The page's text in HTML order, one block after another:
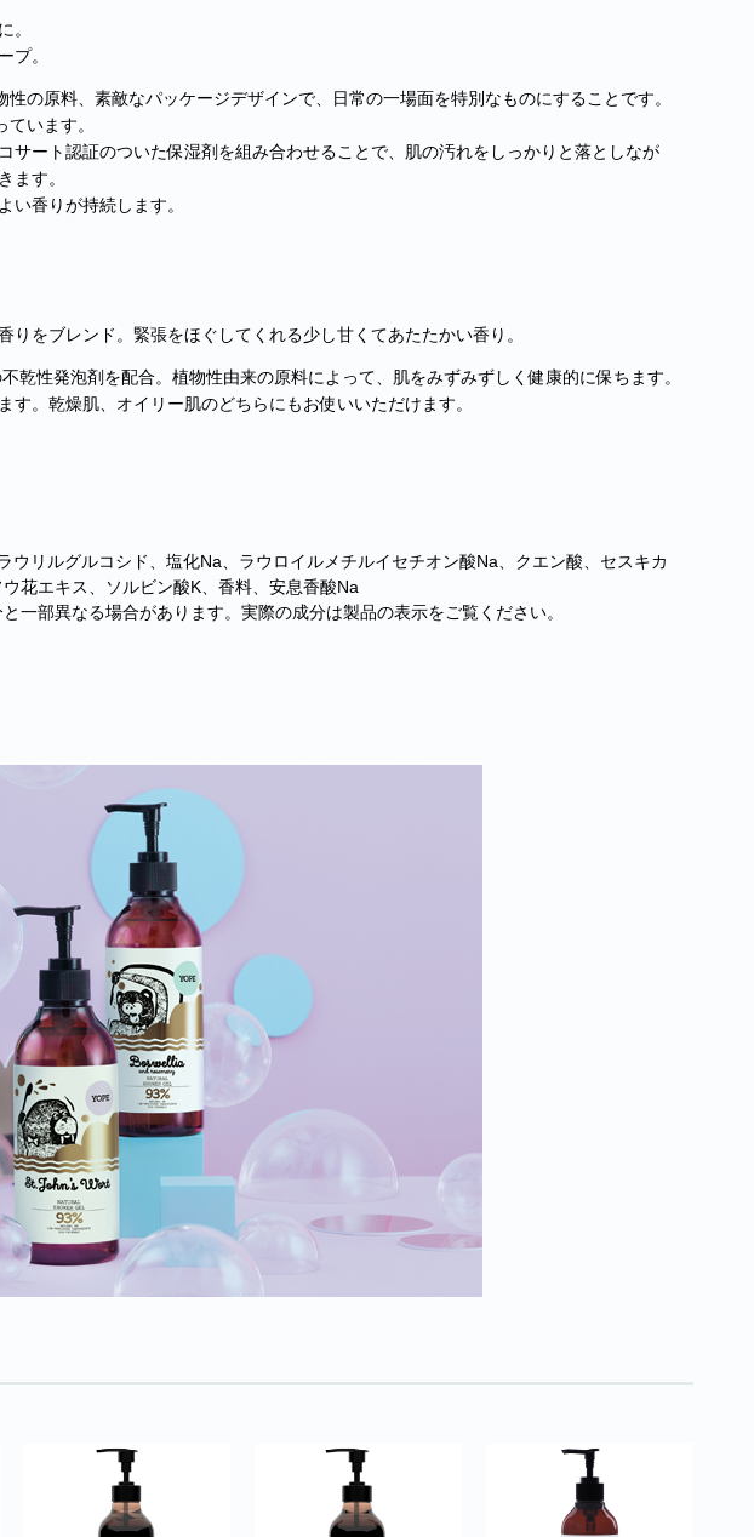
。
プ。
の原料、素敵なパッケージデザインで、日常の一場面を特別なものにすることです。
います。
サート認証のついた保湿剤を組み合わせることで、肌の汚れをしっかりと落としなが
ます。
い香りが持続します。
をブレンド。緊張をほぐしてくれる少し甘くてあたたかい香り。
乾性発泡剤を配合。植物性由来の原料によって、肌をみずみずしく健康的に保ちます。
。乾燥肌、オイリー肌のどちらにもお使いいただけます。
リルグルコシド、塩化Na、ラウロイルメチルイセチオン酸Na、クエン酸、セスキカ
花エキス、ソルビン酸K、香料、安息香酸Na
一部異なる場合があります。実際の成分は製品の表示をご覧ください。